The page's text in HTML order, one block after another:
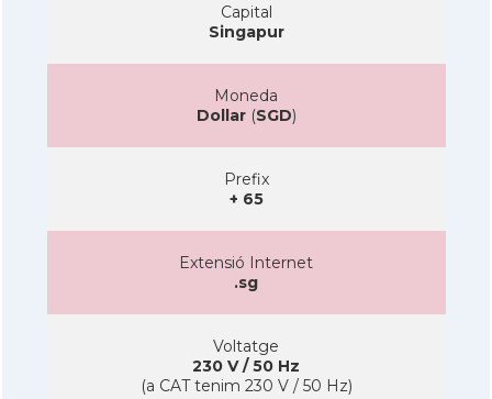
Capital
Singapur
Moneda
Dollar(SGD)
Prefix
+ 65
Extensió Internet
.sg
Voltatge
230 V / 50 Hz
(a CAT tenim 230 V / 50 Hz)